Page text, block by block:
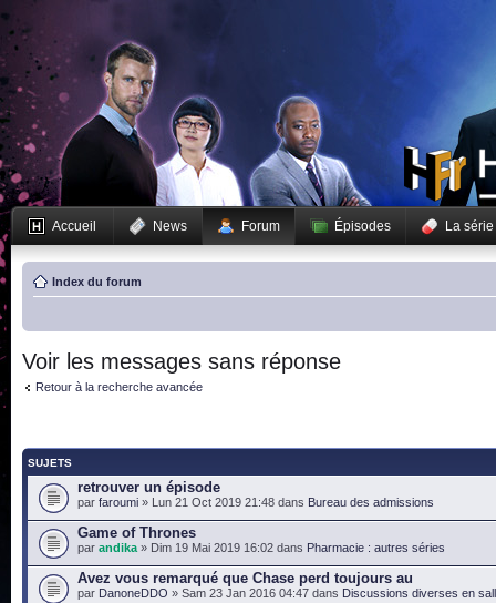
Accueil News Forum Épisodes La série
Index du forum
Voir les messages sans réponse
Retour à la recherche avancée
SUJETS
retrouver un épisode
par faroumi » Lun 21 Oct 2019 21:48 dans Bureau des admissions
Game of Thrones
par andika » Dim 19 Mai 2019 16:02 dans Pharmacie : autres séries
Avez vous remarqué que Chase perd toujours au
par DanoneDDO » Sam 23 Jan 2016 04:47 dans Discussions diverses en